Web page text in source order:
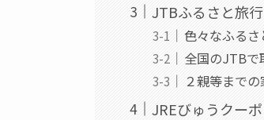
JTBふるさと旅
色々なふる
全国のJTBで
２親等まで
JREびゅうクー